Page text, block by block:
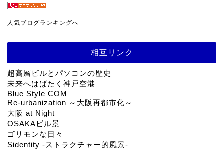
人気ブログランキングへ
相互リンク
超高層ビルとパソコンの歴史
未来へはばたく神戸空港
Blue Style COM
Re-urbanization ～大阪再都市化～
大阪 at Night
OSAKAビル景
ゴリモンな日々
Sidentity -ストラクチャー的風景-